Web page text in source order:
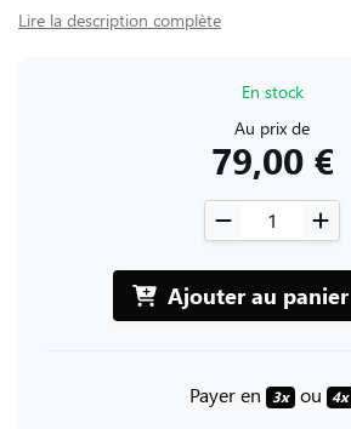
Lire la description complète
En stock
Au prix de
79,00 €
Ajouter au panier
Payer en 3x ou 4x